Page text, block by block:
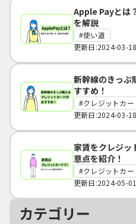
Apple Payとは
を解説
使い道
更新日:2024-03-18
新幹線のきっぷ
すすめ！
クレジットカー
更新日:2024-03-18
家賃をクレジッ
意点を紹介！
クレジットカー
更新日:2024-05-01
カテゴリー